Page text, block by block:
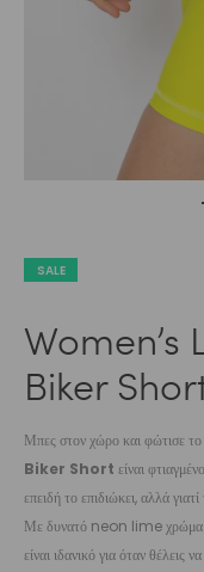
SALE
Biker
Μπες στον χώρο και φώτισε το
Biker Short είναι
επειδή το επιδιώκει, αλλά
Με δυνατό neon lime χρώμα
είναι ιδανικό για όταν θέλεις